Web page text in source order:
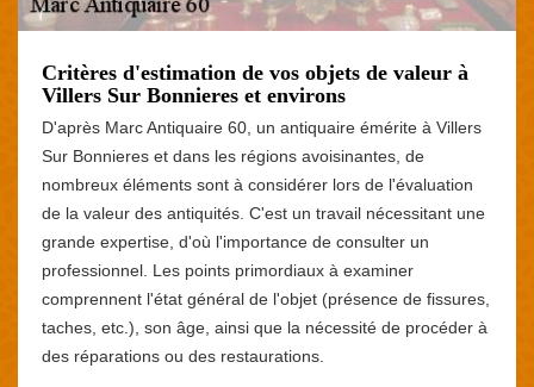
Critères d'estimation de vos objets de valeur à
Villers Sur Bonnieres et environs
D'après Marc Antiquaire 60, un antiquaire émérite à Villers
Sur Bonnieres et dans les régions avoisinantes, de
nombreux éléments sont à considérer lors de l'évaluation
de la valeur des antiquités. C'est un travail nécessitant une
grande expertise, d'où l'importance de consulter un
professionnel. Les points primordiaux à examiner
comprennent l'état général de l'objet (présence de fissures,
taches, etc.), son âge, ainsi que la nécessité de procéder à
des réparations ou des restaurations.